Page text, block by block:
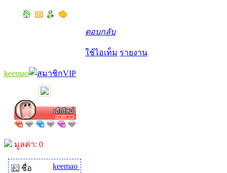
ตอบกลับ
ใช้ไอเท็ม รายงาน
keemao
มูลค่า: 0
ชื่อ
keemao